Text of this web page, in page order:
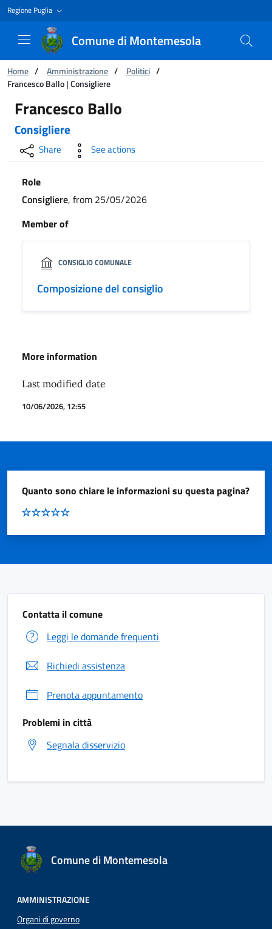
Regione Puglia
Comune di Montemesola
You are:
Home / Amministrazione / Politici /
Francesco Ballo | Consigliere
Francesco Ballo | Consigliere
Francesco Ballo
Consigliere
Share See actions
Role
Consigliere, from 25/05/2026
Member of
CONSIGLIO COMUNALE
Composizione del consiglio
More information
Last modified date
10/06/2026, 12:55
Quanto sono chiare le informazioni su questa pagina?
Contatta il comune
Leggi le domande frequenti
Richiedi assistenza
Prenota appuntamento
Problemi in città
Segnala disservizio
Comune di Montemesola
AMMINISTRAZIONE
Organi di governo